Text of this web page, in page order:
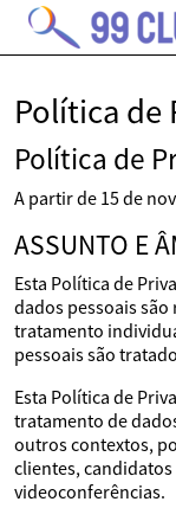
Política de
Política de
A partir de 15 de
ASSUNTO E
Esta Política de
dados pessoais
tratamento
pessoais são
Esta Política de
tratamento de
outros contextos,
clientes,
videoconferências.